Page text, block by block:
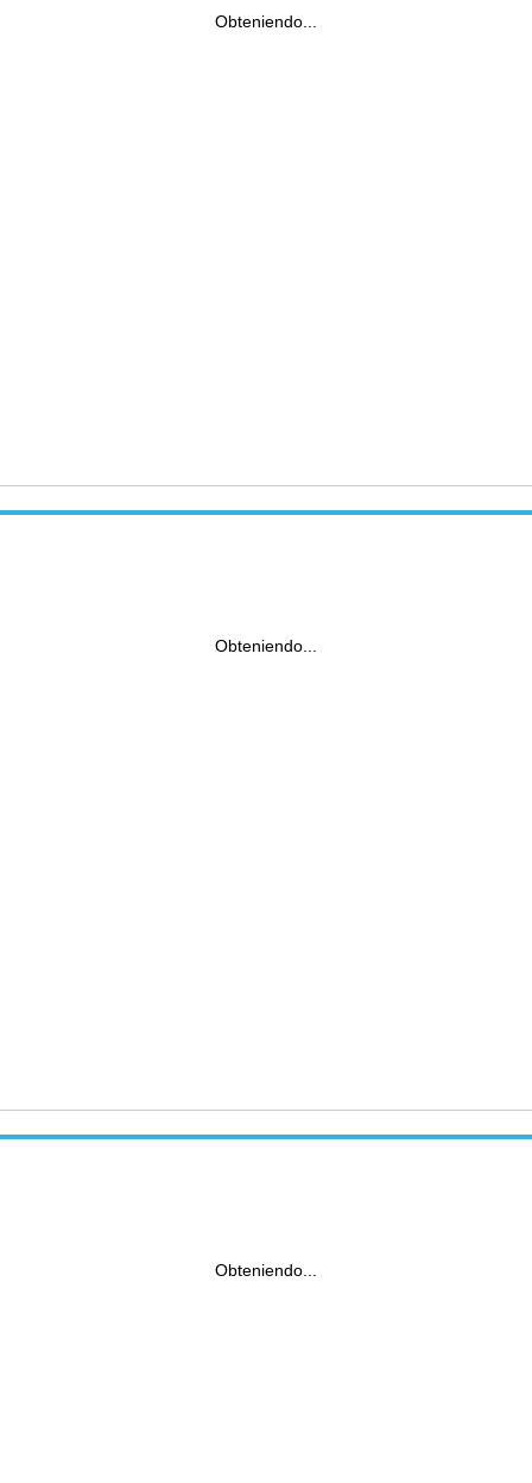
Obteniendo...
Obteniendo...
Obteniendo...